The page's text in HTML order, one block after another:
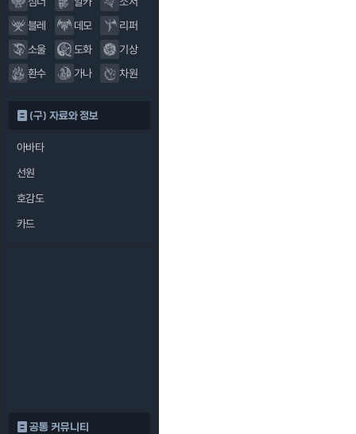
블레
데모
리퍼
소울
도화
기상
환수
가나 차원
(구) 자료와 정보
아바타
선원
호감도
카드
공통 커뮤니티